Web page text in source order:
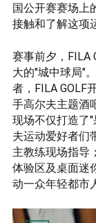
国公开赛赛场上
接触和了解这项
赛事前夕，FILA
大的"城中球局"
者，FILA GOLF
手高尔夫主题酒
现场不仅打造了
夫运动爱好者们
主教练现场指导
体验区及桌面迷
动一众年轻都市